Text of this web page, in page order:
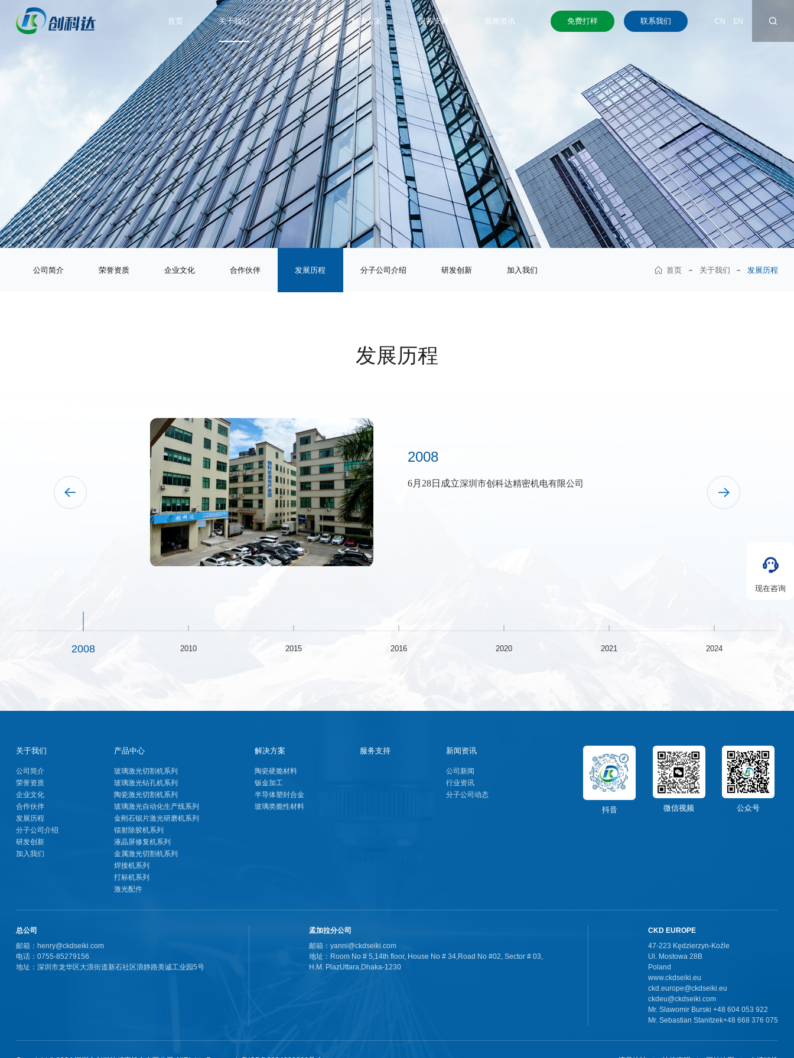
CN EN
免费打样 联系我们
首页 关于我们 产品中心 解决方案 服务支持 新闻资讯
公司简介 荣誉资质 企业文化 合作伙伴 发展历程 分子公司介绍 研发创新 加入我们 首页 关于我们 发展历程
发展历程
2008
6月28日 成立深圳市创科达精密机电有限公司
2010
工厂扩大到900+平方米，员工从5人增加到26人
2015
成立深圳市广悦盛科技有限公司分公司
2016
成立液晶BM事业部
2020
成立佛山市凯尔迪光科技有限公司
2021
成立深圳市宏泰智能装备有限公司
2024
成立孟加拉分公司
2008 2010 2015 2016 2020 2021 2024
关于我们
公司简介
荣誉资质
企业文化
合作伙伴
发展历程
分子公司介绍
研发创新
加入我们
产品中心
玻璃激光切割机系列
玻璃激光钻孔机系列
陶瓷激光切割机系列
玻璃激光自动化生产线系列
金刚石锯片激光研磨机系列
镭射除胶机系列
液晶屏修复机系列
金属激光切割机系列
焊接机系列
打标机系列
激光配件
解决方案
陶瓷硬脆材料
钣金加工
半导体塑封合金
玻璃类脆性材料
服务支持 新闻资讯
公司新闻
行业资讯
分子公司动态
抖音 微信视频 公众号
总公司
邮箱：henry@ckdseiki.com
电话：0755-85279156
地址：深圳市龙华区大浪街道新石社区浪静路美诚工业园5号
孟加拉分公司
邮箱：yanni@ckdseiki.com
地址：Room No # 5,14th floor, House No # 34,Road No #02, Sector # 03,
H.M. PlazUttara,Dhaka-1230
CKD EUROPE
47-223 Kędzierzyn-Koźle
Ul. Mostowa 28B
Poland
www.ckdseiki.eu
ckd.europe@ckdseiki.eu
ckdeu@ckdseiki.com
Mr. Slawomir Burski +48 604 053 922
Mr. Sebastian Stanitzek+48 668 376 075
现在咨询